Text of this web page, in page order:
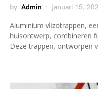
by Admin januari 15,
Aluminium vlizotrappen,
huisontwerp, combineren
Deze trappen, ontworpen